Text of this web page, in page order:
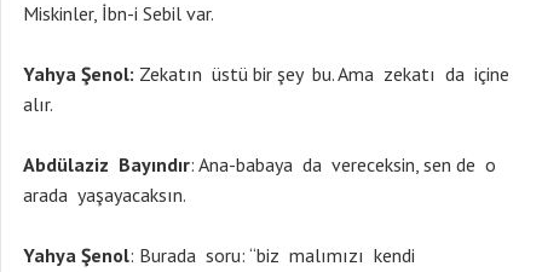
Miskinler, İbn-i Sebil var.
Yahya Şenol: Zekatın üstü bir şey bu. Ama zekatı da içine
alır.
Abdülaziz Bayındır: Ana-babaya da vereceksin, sen de o
arada yaşayacaksın.
Yahya Şenol: Burada soru: “biz malımızı kendi